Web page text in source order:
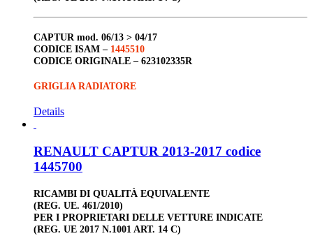
CAPTUR mod. 06/13 > 04/17
CODICE ISAM – 1445510
CODICE ORIGINALE – 623102335R
GRIGLIA RADIATORE
Details
RENAULT CAPTUR 2013-2017 codice
1445700
RICAMBI DI QUALITÀ EQUIVALENTE
(REG. UE. 461/2010)
PER I PROPRIETARI DELLE VETTURE INDICATE
(REG. UE 2017 N.1001 ART. 14 C)